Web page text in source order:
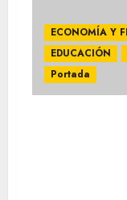
ECONOMÍA Y
EDUCACIÓN
Portada